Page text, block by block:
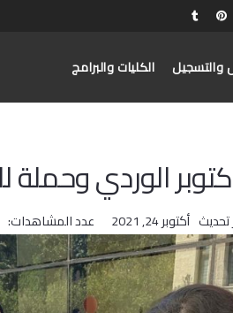
والتسجيل الكليات والبرامج
الوردي
تحديث أكتوبر 24, 2021 عدد المشاهدات: